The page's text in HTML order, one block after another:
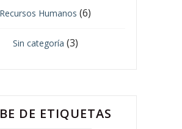
Recursos Humanos (6)
Sin categoría (3)
DE ETIQUETAS